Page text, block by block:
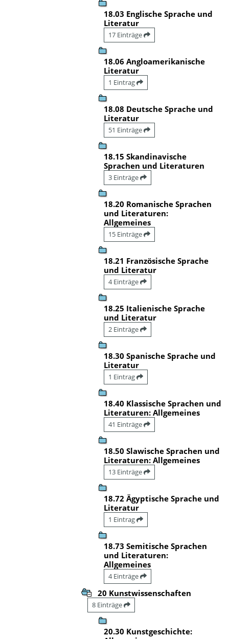
18.03 Englische Sprache und
Literatur
17 Einträge
18.06 Angloamerikanische
Literatur
1 Eintrag
18.08 Deutsche Sprache und
Literatur
51 Einträge
18.15 Skandinavische
Sprachen und Literaturen
3 Einträge
18.20 Romanische Sprachen
und Literaturen:
Allgemeines
15 Einträge
18.21 Französische Sprache
und Literatur
4 Einträge
18.25 Italienische Sprache
und Literatur
2 Einträge
18.30 Spanische Sprache und
Literatur
1 Eintrag
18.40 Klassische Sprachen und
Literaturen: Allgemeines
41 Einträge
18.50 Slawische Sprachen und
Literaturen: Allgemeines
13 Einträge
18.72 Ägyptische Sprache und
Literatur
1 Eintrag
18.73 Semitische Sprachen
und Literaturen:
Allgemeines
4 Einträge
20 Kunstwissenschaften
8 Einträge
20.30 Kunstgeschichte: